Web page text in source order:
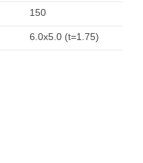
150
6.0x5.0 (t=1.75)